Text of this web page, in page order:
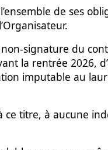
de ses
signature du
la rentrée 2026,
imputable au
titre, à aucune